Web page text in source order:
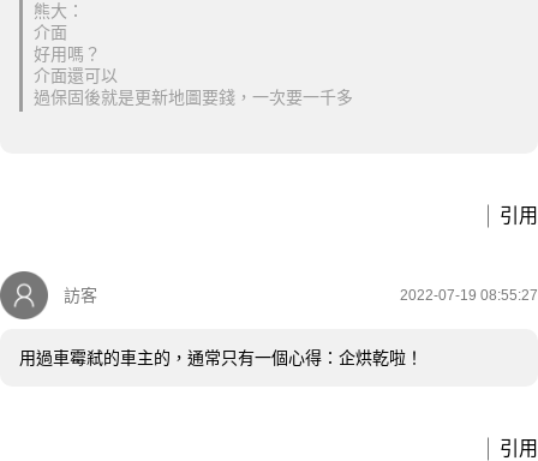
熊大：
介面
好用嗎？
介面還可以
過保固後就是更新地圖要錢，一次要一千多
引用
訪客 2022-07-19 08:55:27
用過車霉弒的車主的，通常只有一個心得：企烘乾啦！
引用